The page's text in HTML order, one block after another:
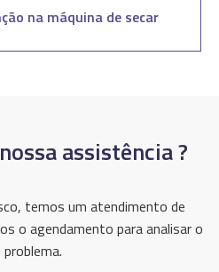
na máquina de secar
assistência ?
temos um atendimento de
o agendamento para analisar o